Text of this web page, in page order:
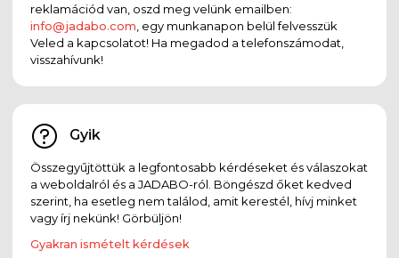
reklamációd van, oszd meg velünk emailben:
info@jadabo.com , egy munkanapon belül felvesszük
Veled a kapcsolatot! Ha megadod a telefonszámodat,
visszahívunk!
Gyik
Összegyűjtöttük a legfontosabb kérdéseket és válaszokat
a weboldalról és a JADABO-ról. Böngészd őket kedved
szerint, ha esetleg nem találod, amit kerestél, hívj minket
vagy írj nekünk! Görbüljön!
Gyakran ismételt kérdések